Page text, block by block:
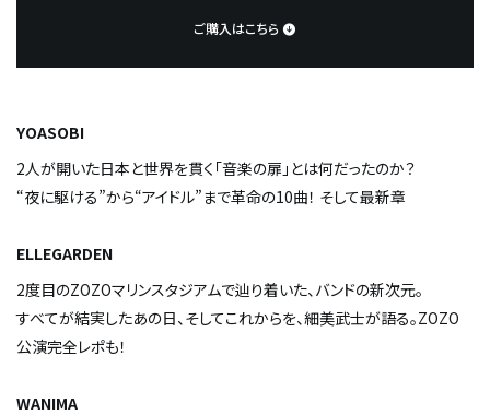
ご購入はこちら
YOASOBI
2人が開いた日本と世界を貫く「音楽の扉」とは何だったのか？
“夜に駆ける”から“アイドル”まで――革命の10曲！ そして最新章
ELLEGARDEN
2度目のZOZOマリンスタジアムで辿り着いた、バンドの新次元。
すべてが結実したあの日、そしてこれからを、細美武士が語る。ZOZO
公演完全レポも！
WANIMA